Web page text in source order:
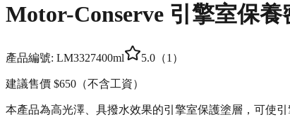
Motor-Conserve 引擎室保養
產品編號: LM3327400ml 5.0 （1 ）
建議售價 $650 （不含工資）
本產品為高光澤、具撥水效果的引擎室保護塗層，可使